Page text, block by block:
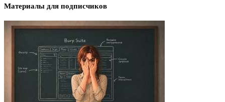
Материалы для подписчиков